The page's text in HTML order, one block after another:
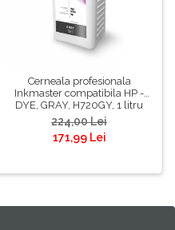
Cerneala profesionala
Inkmaster compatibila HP -
DYE, GRAY, H720GY, 1 litru
224,00 Lei
171,99 Lei